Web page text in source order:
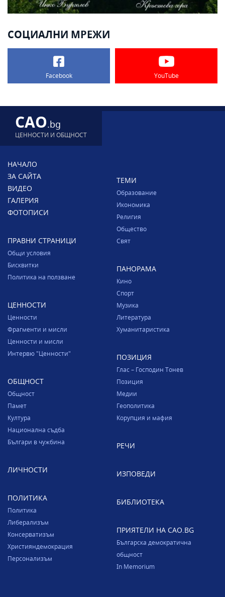
СОЦИАЛНИ МРЕЖИ
Facebook YouTube
CAO.bg
ЦЕННОСТИ И ОБЩНОСТ
НАЧАЛО
ЗА САЙТА
ВИДЕО
ГАЛЕРИЯ
ФОТОПИСИ
ПРАВНИ СТРАНИЦИ
Общи условия
Бисквитки
Политика на ползване
ЦЕННОСТИ
Ценности
Фрагменти и мисли
Ценности и мисли
Интервю "Ценности"
ОБЩНОСТ
Общност
Памет
Култура
Национална съдба
Българи в чужбина
ЛИЧНОСТИ
ПОЛИТИКА
Политика
Либерализъм
Консерватизъм
Християндемокрация
Персонализъм
ТЕМИ
Образование
Икономика
Религия
Общество
Свят
ПАНОРАМА
Кино
Спорт
Музика
Литература
Хуманитаристика
ПОЗИЦИЯ
Глас – Господин Тонев
Позиция
Медии
Геополитика
Корупция и мафия
РЕЧИ
ИЗПОВЕДИ
БИБЛИОТЕКА
ПРИЯТЕЛИ НА CAO.BG
Българска демократична
общност
In Memorium